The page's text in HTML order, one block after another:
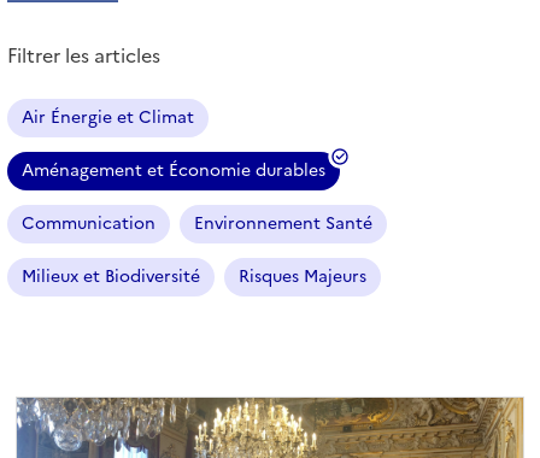
i
c
l
e
s
Filtrer les articles
Air Énergie et Climat
Aménagement et Économie durables
(
l
t
é
l
Communication Environnement Santé
Milieux et Biodiversité Risques Majeurs